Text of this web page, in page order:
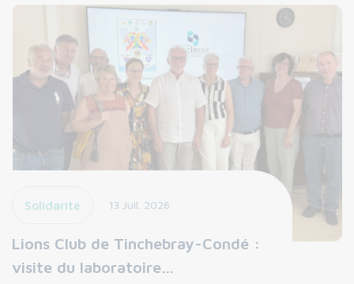
Solidarité 13 Juil. 2026
Lions Club de Tinchebray-Condé :
visite du laboratoire…